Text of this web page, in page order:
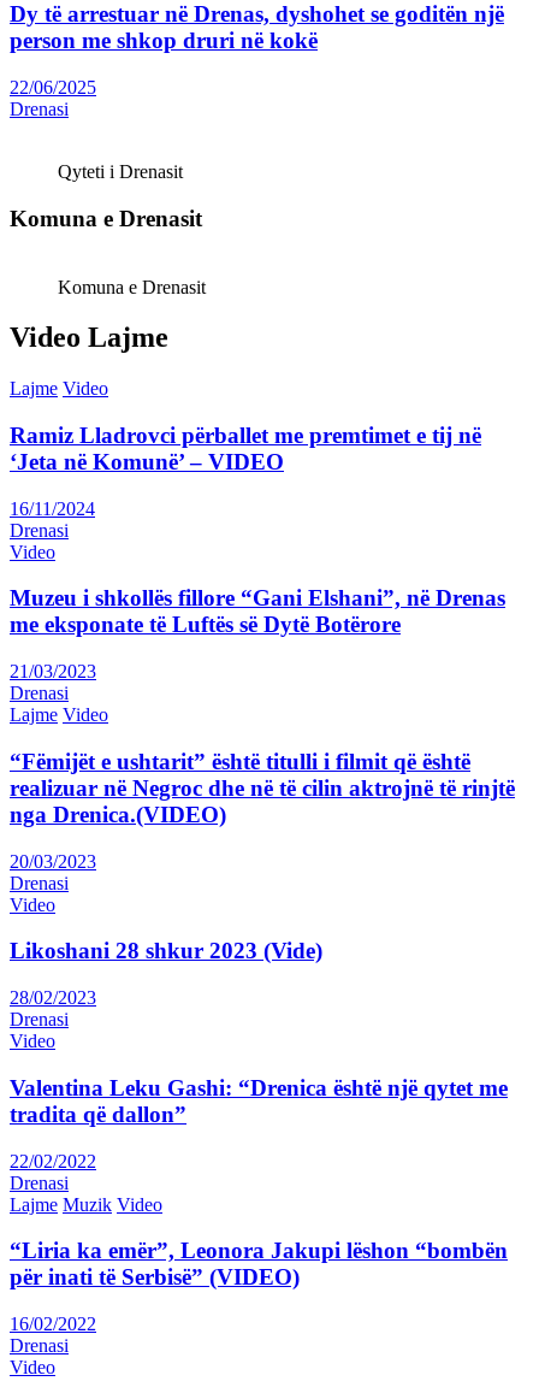
Dy të arrestuar në Drenas, dyshohet se goditën një
person me shkop druri në kokë
22/06/2025
Drenasi
Qyteti i Drenasit
Komuna e Drenasit
Komuna e Drenasit
Video Lajme
Lajme Video
Ramiz Lladrovci përballet me premtimet e tij në
‘Jeta në Komunë’ – VIDEO
16/11/2024
Drenasi
Video
Muzeu i shkollës fillore “Gani Elshani”, në Drenas
me eksponate të Luftës së Dytë Botërore
21/03/2023
Drenasi
Lajme Video
“Fëmijët e ushtarit” është titulli i filmit që është
realizuar në Negroc dhe në të cilin aktrojnë të rinjtë
nga Drenica.(VIDEO)
20/03/2023
Drenasi
Video
Likoshani 28 shkur 2023 (Vide)
28/02/2023
Drenasi
Video
Valentina Leku Gashi: “Drenica është një qytet me
tradita që dallon”
22/02/2022
Drenasi
Lajme Muzik Video
“Liria ka emër”, Leonora Jakupi lëshon “bombën
për inati të Serbisë” (VIDEO)
16/02/2022
Drenasi
Video